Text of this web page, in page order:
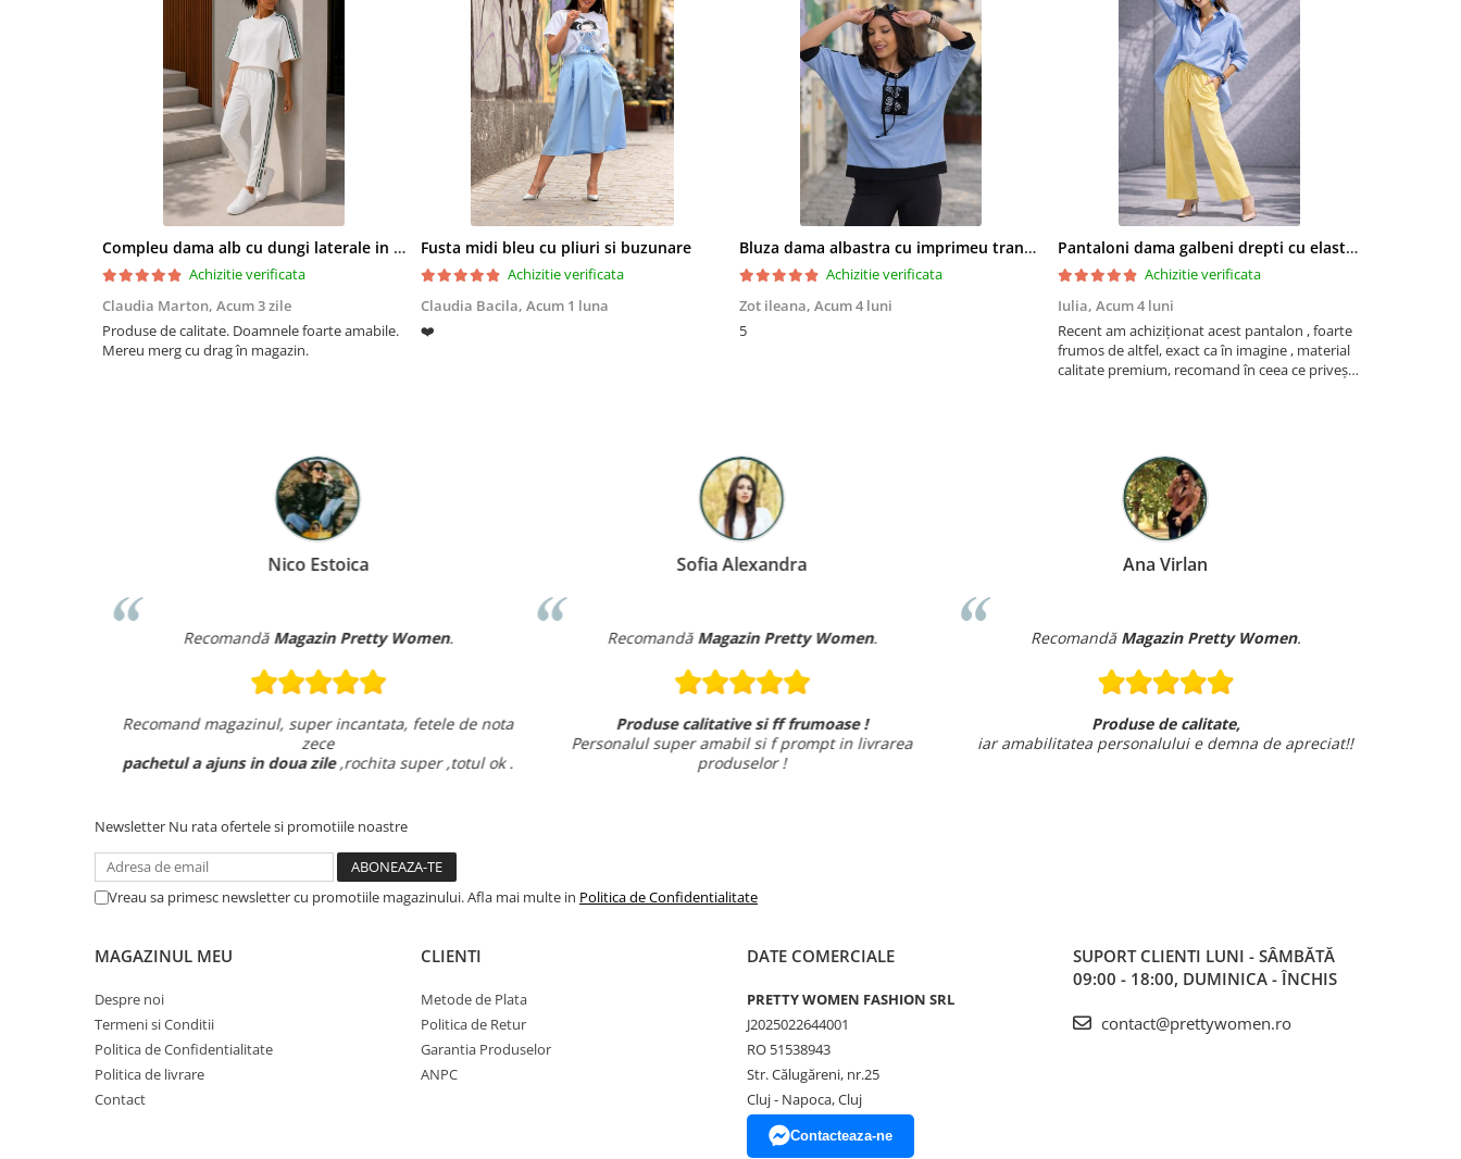
Compleu dama alb cu dungi laterale in nuante de verde si negru
Achizitie verificata
Claudia Marton, Acum 3 zile
Produse de calitate. Doamnele foarte amabile.
Mereu merg cu drag în magazin.
Fusta midi bleu cu pliuri si buzunare
Achizitie verificata
Claudia Bacila, Acum 1 luna
❤️
Bluza dama albastra cu imprimeu trandafiri si snur la gat
Achizitie verificata
Zot ileana, Acum 4 luni
5
Pantaloni dama galbeni drepti cu elastic si snur in talie
Achizitie verificata
Iulia, Acum 4 luni
Recent am achiziționat acest pantalon , foarte
frumos de altfel, exact ca în imagine , material
calitate premium, recomand în ceea ce privește
Nico Estoica
RecomandăMagazin Pretty Women.
Recomand magazinul, super incantata, fetele de nota
zece
pachetul a ajuns in doua zile,rochita super ,totul ok .
Sofia Alexandra
RecomandăMagazin Pretty Women.
Produse calitative si ff frumoase !
Personalul super amabil si f prompt in livrarea
produselor !
Ana Virlan
RecomandăMagazin Pretty Women.
Produse de calitate,
iar amabilitatea personalului e demna de apreciat!!
Newsletter Nu rata ofertele si promotiile noastre
Vreau sa primesc newsletter cu promotiile magazinului. Afla mai multe in Politica de Confidentialitate
MAGAZINUL MEU
Despre noi
Termeni si Conditii
Politica de Confidentialitate
Politica de livrare
Contact
CLIENTI
Metode de Plata
Politica de Retur
Garantia Produselor
ANPC
DATE COMERCIALE
PRETTY WOMEN FASHION SRL
J2025022644001
RO 51538943
Str. Călugăreni, nr.25
Cluj - Napoca, Cluj
Contacteaza-ne
SUPORT CLIENTI LUNI - SÂMBĂTĂ
09:00 - 18:00, DUMINICA - ÎNCHIS
contact@prettywomen.ro